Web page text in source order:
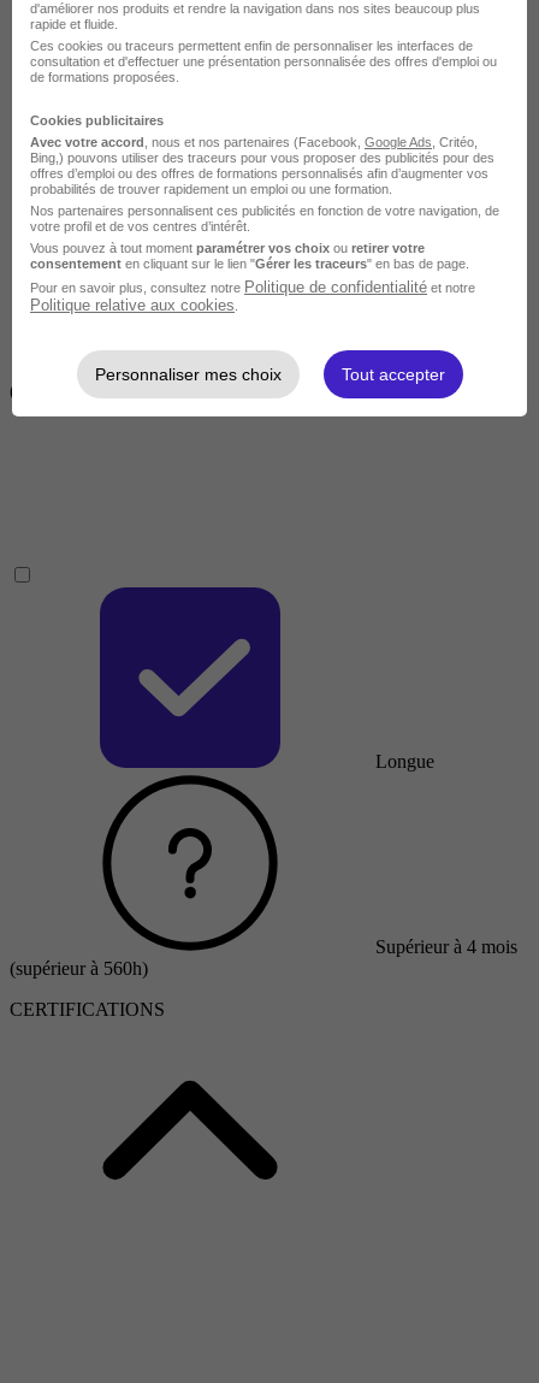
Intermédiaire
2 semaines à 4 mois
( 70h à 560h)
Longue
Supérieur à 4 mois
(supérieur à 560h)
CERTIFICATIONS
d'améliorer nos produits et rendre la navigation dans nos sites beaucoup plus
rapide et fluide.
Ces cookies ou traceurs permettent enfin de personnaliser les interfaces de
consultation et d'effectuer une présentation personnalisée des offres d'emploi ou
de formations proposées.
Cookies publicitaires
Avec votre accord , nous et nos partenaires (Facebook, Google Ads , Critéo,
Bing,) pouvons utiliser des traceurs pour vous proposer des publicités pour des
offres d’emploi ou des offres de formations personnalisés afin d’augmenter vos
probabilités de trouver rapidement un emploi ou une formation.
Nos partenaires personnalisent ces publicités en fonction de votre navigation, de
votre profil et de vos centres d’intérêt.
Vous pouvez à tout moment paramétrer vos choix ou retirer votre
consentement en cliquant sur le lien "Gérer les traceurs" en bas de page.
Pour en savoir plus, consultez notre Politique de confidentialité et notre
Politique relative aux cookies
Personnaliser mes choix Tout accepter